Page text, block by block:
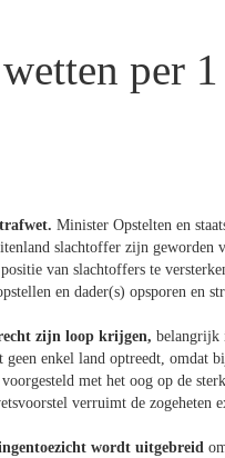
per
Minister Opstelten en
slachtoffer zijn
van slachtoffers te
en dader(s) opsporen en
zijn loop krijgen, belangrijk
geen enkel land optreedt, omdat
met het oog op de
verruimt de zogeheten
wordt uitgebreid